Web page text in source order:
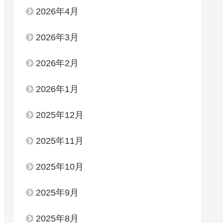
2026年4月
2026年3月
2026年2月
2026年1月
2025年12月
2025年11月
2025年10月
2025年9月
2025年8月